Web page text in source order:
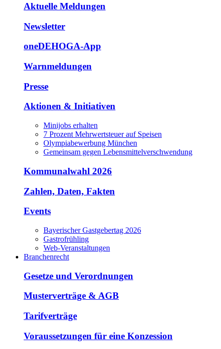
Aktuelle Meldungen
Newsletter
oneDEHOGA-App
Warnmeldungen
Presse
Aktionen & Initiativen
Minijobs erhalten
7 Prozent Mehrwertsteuer auf Speisen
Olympiabewerbung München
Gemeinsam gegen Lebensmittelverschwendung
Kommunalwahl 2026
Zahlen, Daten, Fakten
Events
Bayerischer Gastgebertag 2026
Gastrofrühling
Web-Veranstaltungen
Branchenrecht
Gesetze und Verordnungen
Musterverträge & AGB
Tarifverträge
Voraussetzungen für eine Konzession